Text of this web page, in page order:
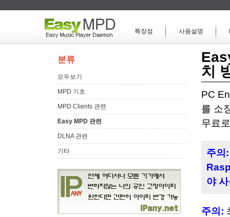
특장점 사용설명
치
PC
를 소
무료
주의
야
주의:
분류
모두보기
MPD 기초
MPD Clients 관련
Easy MPD 관련
DLNA 관련
기타